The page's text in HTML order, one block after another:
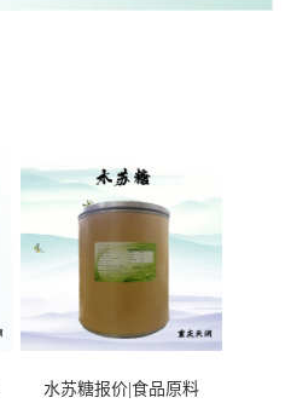
水苏糖报价|食品原料